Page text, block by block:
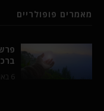
מאמרים פופולריים
6 באוגוסט 2026